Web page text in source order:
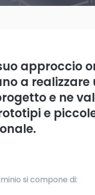
approccio
a
e ne
e
si compone di: